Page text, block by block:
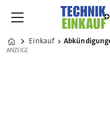
Home
Einkauf
ANZEIGE
ANZEIGE